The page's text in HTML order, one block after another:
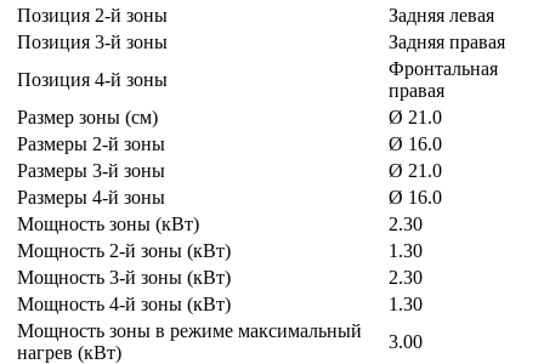
Позиция 2-й зоны
Задняя левая
Позиция 3-й зоны
Задняя правая
Позиция 4-й зоны
Фронтальная
правая
Размер зоны (см)
Ø 21.0
Размеры 2-й зоны
Ø 16.0
Размеры 3-й зоны
Ø 21.0
Размеры 4-й зоны
Ø 16.0
Мощность зоны (кВт)
2.30
Мощность 2-й зоны (кВт)
1.30
Мощность 3-й зоны (кВт)
2.30
Мощность 4-й зоны (кВт)
1.30
Мощность зоны в режиме максимальный
нагрев (кВт)
3.00